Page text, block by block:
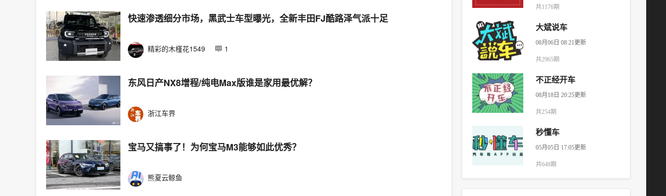
快速渗透细分市场，黑武士车型曝光，全新丰田FJ酷路泽气派十足
精彩的木槿花1549 1
东风日产NX8增程/纯电Max版谁是家用最优解？
浙江车界
宝马又搞事了！为何宝马M3能够如此优秀？
熊夏云鲸鱼
共1176期
大斌说车
08月06日 08:21更新
共2965期
不正经开车
08月18日 20:25更新
共254期
秒懂车
05月05日 17:05更新
共648期